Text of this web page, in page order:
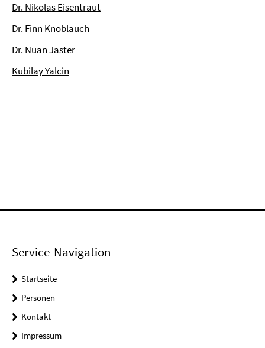
Dr. Nikolas Eisentraut
Dr. Finn Knoblauch
Dr. Nuan Jaster
Kubilay Yalcin
Service-Navigation
Startseite
Personen
Kontakt
Impressum